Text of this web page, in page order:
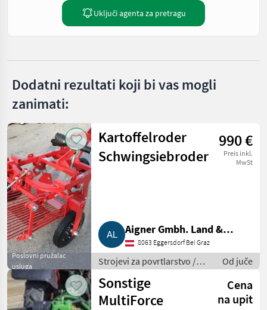
Uključi agenta za pretragu
Dodatni rezultati koji bi vas mogli
zanimati:
Poslovni pružalac
usluga
Kartoffelroder
Schwingsiebroder
990 €
Preis inkl.
MwSt
Aigner Gmbh. Land &
Gartentechnik, Agrar
8063 Eggersdorf Bei Graz
Strojevi za povrtlarstvo /
Ostali strojevi za
povrtlarstvo
Od juče
Sonstige
MultiForce
Cena
na upit